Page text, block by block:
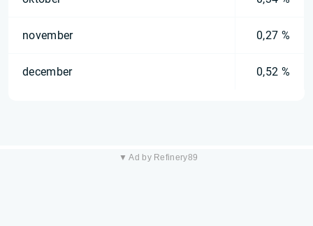
november 0,27 %
december 0,52 %
▼ Ad by Refinery89